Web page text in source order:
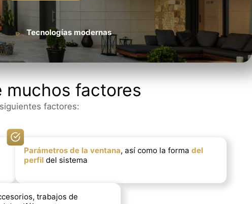
Tecnologías modernas
muchos factores
factores:
Parámetros de la ventana, así como la forma del
perfildel sistema
trabajos de